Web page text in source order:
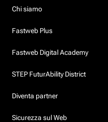
Chi siamo
Fastweb Plus
Fastweb Digital Academy
STEP FuturAbility District
Diventa partner
Sicurezza sul Web